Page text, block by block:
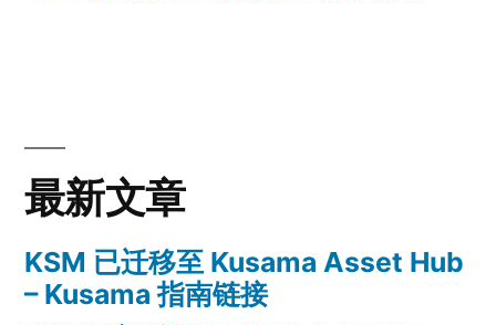
最新文章
KSM 已迁移至 Kusama Asset Hub
– Kusama 指南链接